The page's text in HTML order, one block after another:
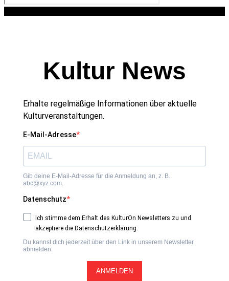
Kultur News
Erhalte regelmäßige Informationen über aktuelle
Kulturveranstaltungen.
E-Mail-Adresse
Gib deine E-Mail-Adresse für die Anmeldung an, z. B.
abc@xyz.com.
Datenschutz
Ich stimme dem Erhalt des KulturOn Newsletters zu und
akzeptiere die Datenschutzerklärung.
Du kannst dich jederzeit über den Link in unserem Newsletter
abmelden.
ANMELDEN